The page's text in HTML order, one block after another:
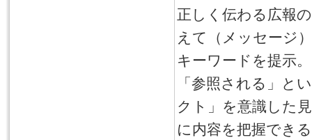
正しく伝わる広報
えて（メッセージ
キーワードを提示
「参照される」と
クト」を意識した
に内容を把握でき